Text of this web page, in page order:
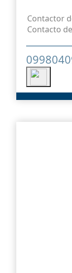
Contactor
Contacto